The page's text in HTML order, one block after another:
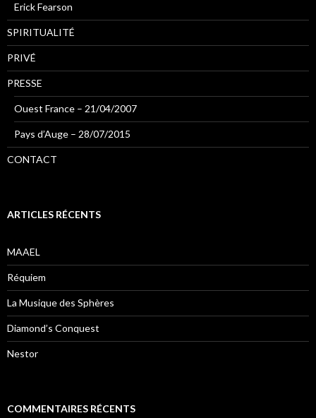
Erick Fearson
SPIRITUALITÉ
PRIVÉ
PRESSE
Ouest France – 21/04/2007
Pays d’Auge – 28/07/2015
CONTACT
ARTICLES RÉCENTS
MAAEL
Réquiem
La Musique des Sphères
Diamond’s Conquest
Nestor
COMMENTAIRES RÉCENTS